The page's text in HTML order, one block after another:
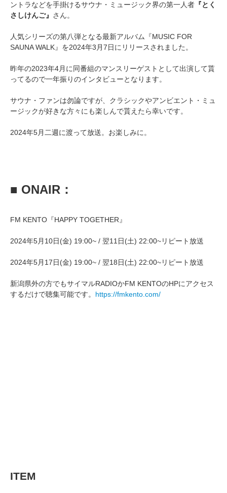
ントラなどを手掛けるサウナ・ミュージック界の第一人者 『とく
さしけんご』 さん。
人気シリーズの第八弾となる最新アルバム『MUSIC FOR
SAUNA WALK』を2024年3月7日にリリースされました。
昨年の2023年4月に同番組のマンスリーゲストとして出演して貰
ってるので一年振りのインタビューとなります。
サウナ・ファンは勿論ですが、クラシックやアンビエント・ミュ
ージックが好きな方々にも楽しんで貰えたら幸いです。
2024年5月二週に渡って放送。お楽しみに。
■ ONAIR：
FM KENTO『HAPPY TOGETHER』
2024年5月10日(金) 19:00~ / 翌11日(土) 22:00~リピート放送
2024年5月17日(金) 19:00~ / 翌18日(土) 22:00~リピート放送
新潟県外の方でもサイマルRADIOかFM KENTOのHPにアクセス
するだけで聴集可能です。 https://fmkento.com/
ITEM